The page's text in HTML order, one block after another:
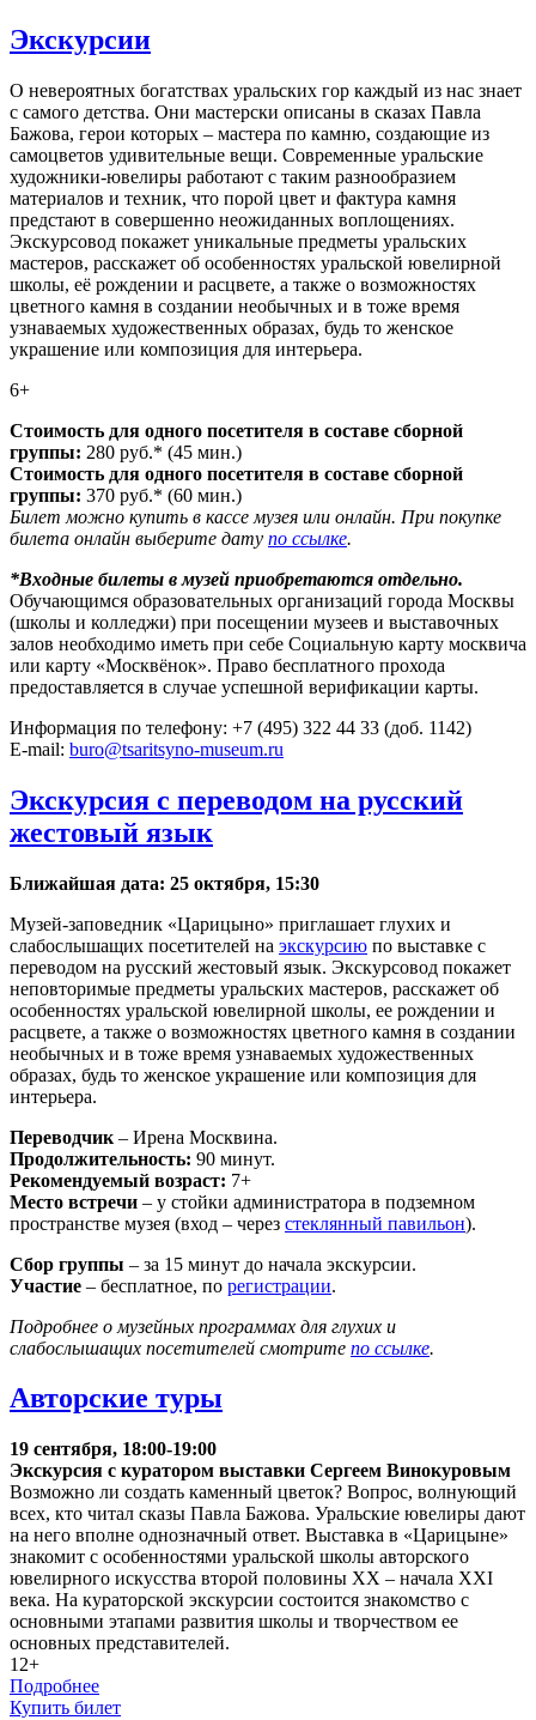
Экскурсии
О невероятных богатствах уральских гор каждый из нас знает
с самого детства. Они мастерски описаны в сказах Павла
Бажова, герои которых – мастера по камню, создающие из
самоцветов удивительные вещи. Современные уральские
художники-ювелиры работают с таким разнообразием
материалов и техник, что порой цвет и фактура камня
предстают в совершенно неожиданных воплощениях.
Экскурсовод покажет уникальные предметы уральских
мастеров, расскажет об особенностях уральской ювелирной
школы, её рождении и расцвете, а также о возможностях
цветного камня в создании необычных и в тоже время
узнаваемых художественных образах, будь то женское
украшение или композиция для интерьера.
6+
Стоимость для одного посетителя в составе сборной
группы: 280 руб.* (45 мин.)
Стоимость для одного посетителя в составе сборной
группы: 370 руб.* (60 мин.)
Билет можно купить в кассе музея или онлайн. При покупке
билета онлайн выберите дату по ссылке.
*Входные билеты в музей приобретаются отдельно.
Обучающимся образовательных организаций города Москвы
(школы и колледжи) при посещении музеев и выставочных
залов необходимо иметь при себе Социальную карту москвича
или карту «Москвёнок». Право бесплатного прохода
предоставляется в случае успешной верификации карты.
Информация по телефону: +7 (495) 322 44 33 (доб. 1142)
E-mail: buro@tsaritsyno-museum.ru
Экскурсия с переводом на русский
жестовый язык
Ближайшая дата: 25 октября, 15:30
Музей-заповедник «Царицыно» приглашает глухих и
слабослышащих посетителей на экскурсию по выставке с
переводом на русский жестовый язык. Экскурсовод покажет
неповторимые предметы уральских мастеров, расскажет об
особенностях уральской ювелирной школы, ее рождении и
расцвете, а также о возможностях цветного камня в создании
необычных и в тоже время узнаваемых художественных
образах, будь то женское украшение или композиция для
интерьера.
Переводчик – Ирена Москвина.
Продолжительность: 90 минут.
Рекомендуемый возраст: 7+
Место встречи – у стойки администратора в подземном
пространстве музея (вход – через стеклянный павильон).
Сбор группы – за 15 минут до начала экскурсии.
Участие – бесплатное, по регистрации.
Подробнее о музейных программах для глухих и
слабослышащих посетителей смотрите по ссылке.
Авторские туры
19 сентября, 18:00-19:00
Экскурсия с куратором выставки Сергеем Винокуровым
Возможно ли создать каменный цветок? Вопрос, волнующий
всех, кто читал сказы Павла Бажова. Уральские ювелиры дают
на него вполне однозначный ответ. Выставка в «Царицыне»
знакомит с особенностями уральской школы авторского
ювелирного искусства второй половины XX – начала XXI
века. На кураторской экскурсии состоится знакомство с
основными этапами развития школы и творчеством ее
основных представителей.
12+
Подробнее
Купить билет